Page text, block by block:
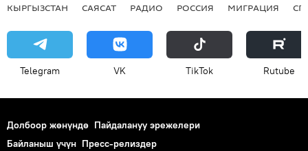
КЫРГЫЗСТАН САЯСАТ РАДИО РОССИЯ МИГРАЦИЯ
Telegram VK ТikТоk Rutube
Долбоор жөнүндө Пайдалануу эрежелери
Байланыш үчүн Пресс-релиздер